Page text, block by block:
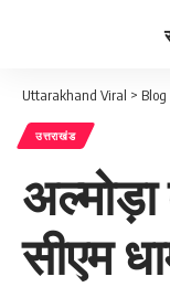
Uttarakhand Viral > Blog
उत्तराखंड
सीएम